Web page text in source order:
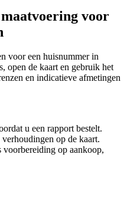
voor
voor een huisnummer in
open de kaart en gebruik het
en indicatieve afmetingen
u een rapport bestelt.
op de kaart.
op aankoop,